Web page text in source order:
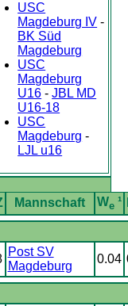
USC
Magdeburg IV -
BK Süd
Magdeburg
USC
Magdeburg
U16 -JBL MD
U16-18
USC
Magdeburg -
LJL u16
Mannschaft We¹
Post SV
Magdeburg
0.04